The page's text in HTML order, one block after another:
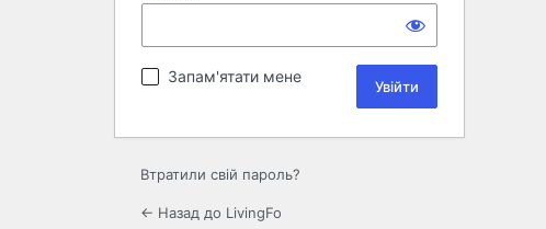
Запам'ятати мене
Втратили свій пароль?
← Назад до LivingFo